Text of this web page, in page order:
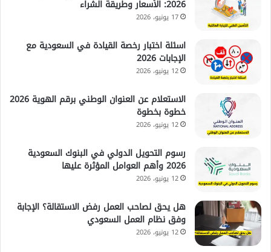
2026: الأسعار وطريقة الشراء
17 يونيو، 2026
اسئلة اختبار رخصة القيادة في السعودية مع
الإجابات 2026
12 يونيو، 2026
الاستعلام عن العنوان الوطني برقم الهوية 2026
خطوة بخطوة
12 يونيو، 2026
رسوم التحويل الدولي في البنوك السعودية
2026 وأهم العوامل المؤثرة عليها
12 يونيو، 2026
هل يحق لصاحب العمل رفض الاستقالة؟ الإجابة
وفق نظام العمل السعودي
12 يونيو، 2026